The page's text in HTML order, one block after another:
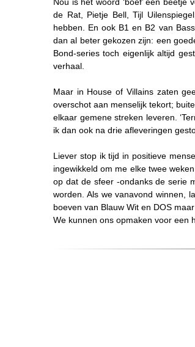
de Rat, Pietje Bell, Tijl
hebben. En ook B1 en B2 van
dan al beter gekozen zijn: een
Bond-series toch eigenlijk altijd
verhaal.
Maar in House of Villainszaten
overschot aan menselijk tekort;
elkaar gemene streken leveren.
ik dan ook na drie afleveringen
Liever stop ik tijd in positieve
ingewikkeld om me elke twee
op dat de sfeer -ondanks de serie
worden. Als we vanavond winnen,
boeven van Blauw Wit en DOS
We kunnen ons opmaken voor een